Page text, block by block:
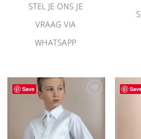
STEL JE ONS JE
VRAAG VIA
WHATSAPP
Save
toevoegen